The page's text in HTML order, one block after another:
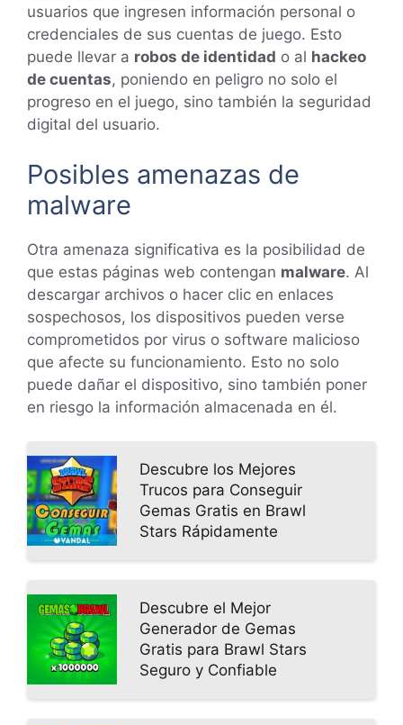
usuarios que ingresen información personal o
credenciales de sus cuentas de juego. Esto
puede llevar a robos de identidad o al hackeo
de cuentas, poniendo en peligro no solo el
progreso en el juego, sino también la seguridad
digital del usuario.
Posibles amenazas de
malware
Otra amenaza significativa es la posibilidad de
que estas páginas web contengan malware. Al
descargar archivos o hacer clic en enlaces
sospechosos, los dispositivos pueden verse
comprometidos por virus o software malicioso
que afecte su funcionamiento. Esto no solo
puede dañar el dispositivo, sino también poner
en riesgo la información almacenada en él.
Descubre los Mejores
Trucos para Conseguir
Gemas Gratis en Brawl
Stars Rápidamente
Descubre el Mejor
Generador de Gemas
Gratis para Brawl Stars
Seguro y Confiable